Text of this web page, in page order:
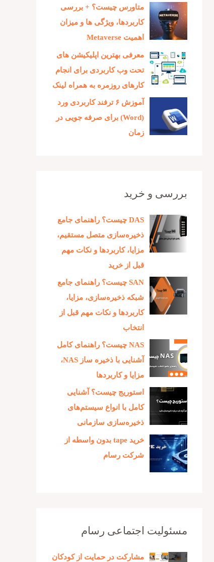
متاورس چیست؟ + بررسی
کاربردها، ویژگی ها و میزان
اهمیت Metaverse
معرفی بهترین اپلیکیشن های
تحت وب کاربردی برای انجام
کارهای روزمره به همراه لینک
آموزش ۶ ترفند کاربردی ورد
(Word) برای صرفه جویی در
زمان
بررسی و خرید
DAS چیست؟ راهنمای جامع
ذخیره‌سازی متصل مستقیم،
مزایا، کاربردها و نکات مهم
قبل از خرید
SAN چیست؟ راهنمای جامع
شبکه ذخیره‌سازی، مزایا،
کاربردها و نکات مهم قبل از
انتخاب
NAS چیست؟ راهنمای کامل
آشنایی با ذخیره‌ ساز NAS،
مزایا و کاربردها
استوریج چیست؟ آشنایی
کامل با انواع سیستم‌های
ذخیره‌سازی سازمانی
خرید tape بدون واسطه از
شرکت رسام
مسئولیت اجتماعی رسام
مشارکت در حمایت از کودکان